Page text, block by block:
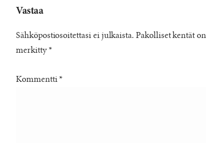
Vastaa
Sähköpostiosoitettasi ei julkaista. Pakolliset kentät on
merkitty *
Kommentti *